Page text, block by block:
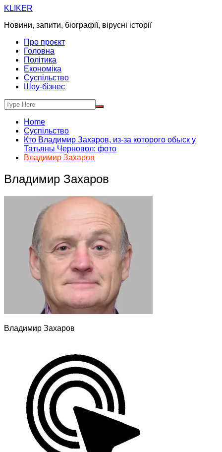
Skip
content
KLIKER
Новини, запити, біографії, вірусні історії
Про проєкт
Головна
Політика
Економіка
Суспільство
Шоу-бізнес
Home
Суспільство
Кто Владимир Захаров, из-за которого обыск у
Татьяны Черновол: фото
Владимир Захаров
Владимир Захаров
Владимир Захаров